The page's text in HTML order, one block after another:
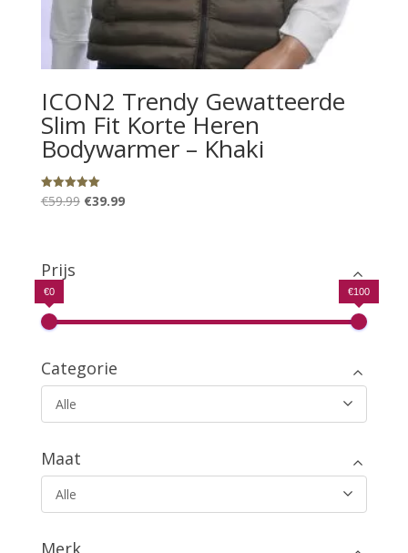
ICON2 Trendy Gewatteerde
Slim Fit Korte Heren
Bodywarmer – Khaki
Gewaardeerd
5.00
€59.99 Oorspronkelijke
€39.99Huidige
Prijs
€0 €100
Categorie
Alle
Maat
Alle
Merk